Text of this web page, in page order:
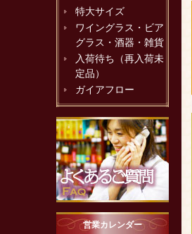
特大サイズ
ワイングラス・ビア
グラス・酒器・雑貨
入荷待ち（再入荷未
定品）
ガイアフロー
営業カレンダー